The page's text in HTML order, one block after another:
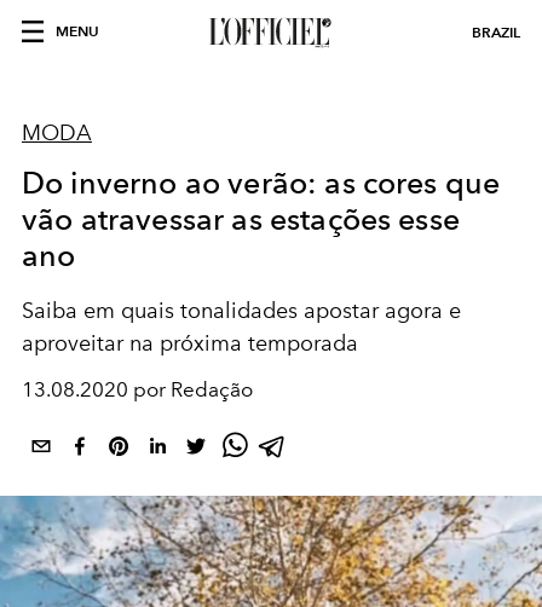
MENU BRAZIL
MODA
Do inverno ao verão: as cores que
vão atravessar as estações esse
ano
Saiba em quais tonalidades apostar agora e
aproveitar na próxima temporada
13.08.2020 por Redação